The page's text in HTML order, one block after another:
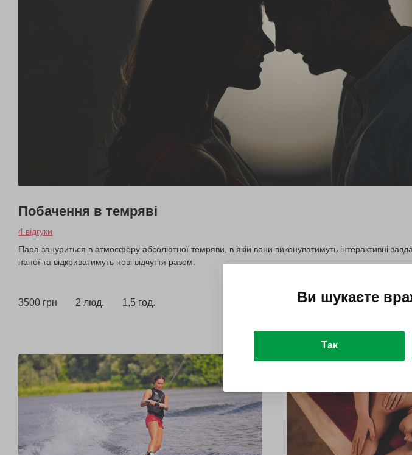
Побачення в темряві
4 відгуки
Пара зануриться в атмосферу абсолютної темряви, в якій вони виконуватимуть інтерактивні
напої та відкриватимуть нові відчуття разом.
3500 грн 2 люд. 1,5 год. Купити для себе
Ви шукаєте
Так